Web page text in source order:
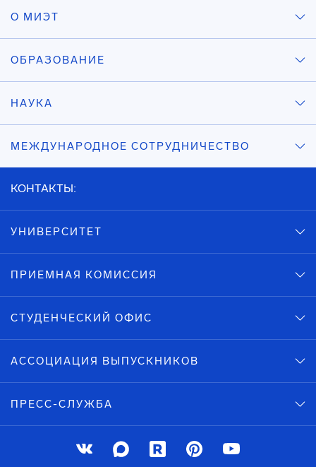
О МИЭТ
ОБРАЗОВАНИЕ
НАУКА
МЕЖДУНАРОДНОЕ СОТРУДНИЧЕСТВО
КОНТАКТЫ:
УНИВЕРСИТЕТ
ПРИЕМНАЯ КОМИССИЯ
СТУДЕНЧЕСКИЙ ОФИС
АССОЦИАЦИЯ ВЫПУСКНИКОВ
ПРЕСС-СЛУЖБА